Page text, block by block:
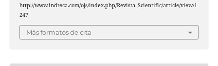
http://www.indteca.com/ojs/index.php/Revista_Scientific/article/view/1
247
Más formatos de cita